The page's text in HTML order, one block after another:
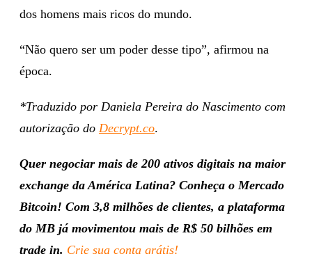
dos homens mais ricos do mundo.
“Não quero ser um poder desse tipo”, afirmou na
época.
*Traduzido por Daniela Pereira do Nascimento com
autorização do Decrypt.co.
Quer negociar mais de 200 ativos digitais na maior
exchange da América Latina? Conheça o Mercado
Bitcoin! Com 3,8 milhões de clientes, a plataforma
do MB já movimentou mais de R$ 50 bilhões em
trade in. Crie sua conta grátis!